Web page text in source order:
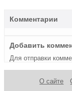
Комментарии
Добавить
Для отправки
О сайте